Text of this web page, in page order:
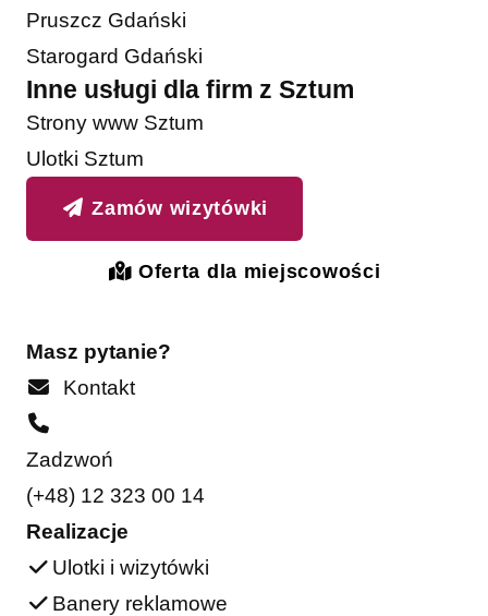
Pruszcz Gdański
Starogard Gdański
Inne usługi dla firm z Sztum
Strony www Sztum
Ulotki Sztum
Zamów wizytówki
Oferta dla miejscowości
Masz pytanie?
Kontakt
Zadzwoń
(+48) 12 323 00 14
Realizacje
Ulotki i wizytówki
Banery reklamowe